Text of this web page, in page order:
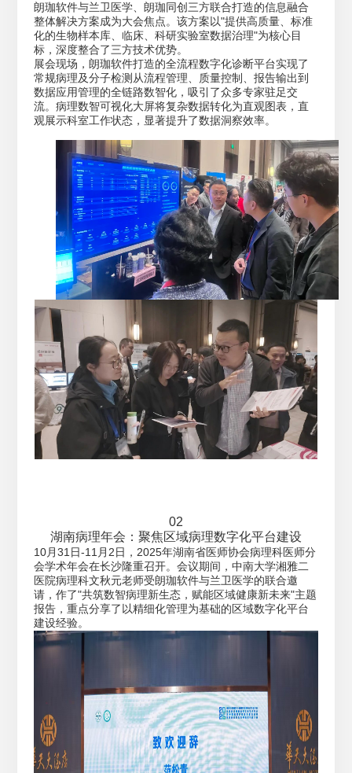
朗珈软件与兰卫医学、朗珈同创三方联合打造的信息融合
整体解决方案成为大会焦点。该方案以"提供高质量、标准
化的生物样本库、临床、科研实验室数据治理"为核心目
标，深度整合了三方技术优势。
展会现场，朗珈软件打造的全流程数字化诊断平台实现了
常规病理及分子检测从流程管理、质量控制、报告输出到
数据应用管理的全链路数智化，吸引了众多专家驻足交
流。病理数智可视化大屏将复杂数据转化为直观图表，直
观展示科室工作状态，显著提升了数据洞察效率。
02
湖南病理年会：聚焦区域病理数字化平台建设
10月31日-11月2日，2025年湖南省医师协会病理科医师分
会学术年会在长沙隆重召开。会议期间，中南大学湘雅二
医院病理科文秋元老师受朗珈软件与兰卫医学的联合邀
请，作了"共筑数智病理新生态，赋能区域健康新未来"主题
报告，重点分享了以精细化管理为基础的区域数字化平台
建设经验。